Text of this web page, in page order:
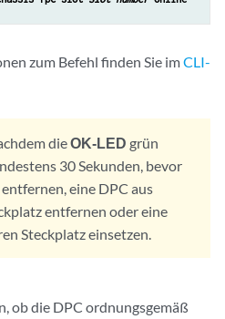
zum Befehl finden Sie imCLI-
dieOK-LED grün
30 Sekunden, bevor
eine DPC aus
entfernen oder eine
Steckplatz einsetzen.
ob die DPC ordnungsgemäß